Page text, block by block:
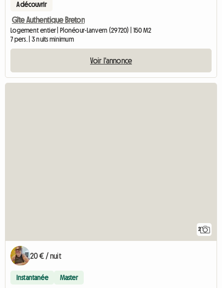
A découvrir
Gîte Authentique Breton
Logement entier | Plonéour-Lanvern (29720) | 150 M2
7 pers. | 3 nuits minimum
Voir l'annonce
2
20 € / nuit
Instantanée Master